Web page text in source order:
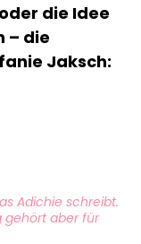
die Idee
– die
Jaksch:
Adichie schreibt.
gehört aber für